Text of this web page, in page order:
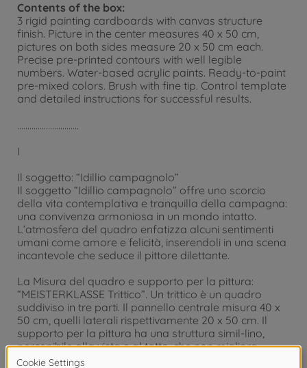
Contents of the box:
3 rigid painting cardboards with canvas structure
finish. Picture in the center measures 40 x 50 cm,
pictures on both sides measure 20 x 50 cm each.
Precise pre-printed contours with well legible
numbers. Water-based acrylic paints. Ready-to-paint
pre-mixed colors. Brush with fine tip. Control template
and detailed instructions for successful results.
..............................
I
Il soggetto: “Idillio campagnolo”
Il soggetto “Idillio campagnolo” offre uno scorcio
della vita contemplativa e tranquilla della campagna:
una convivenza armoniosa in un mondo intatto.
L’atmosfera del quadro enfatizza alcuni sentimenti
umani come amore e felicità, inserendoli in una scena
incantevole che seduce il pittore dilettante.
La Misura del quadro e supporto per la pittura:
“MEISTERKLASSE Trittico”. Un trittico è un quadro
suddiviso in tre parti. Il pannello centrale misura 40 x
50 cm, quelli laterali rispettivamente 20 x 50 cm. Il
supporto per la pittura ha una struttura simil-lino,
percepibile alla vista e al tatto, che non migliora
soltanto di molto l'aspetto generale del quadro finito,